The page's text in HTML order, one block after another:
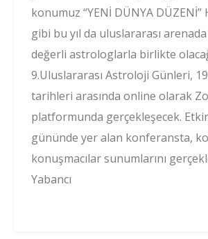
konumuz “YENİ DÜNYA DÜZENİ”
gibi bu yıl da uluslararası
değerli astrologlarla birlikte
9.Uluslararası Astroloji Günleri,
tarihleri arasında online olarak
platformunda gerçekleşecek.
gününde yer alan konferansta,
konuşmacılar sunumlarını
Yabancı